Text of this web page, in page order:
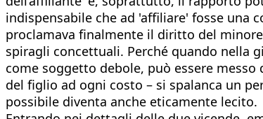
indispensabile che ad 'affiliare' fosse una
proclamava finalmente il diritto del
spiragli concettuali. Perché quando nella
come soggetto debole, può essere
del figlio ad ogni costo – si spalanca un
possibile diventa anche eticamente lecito.